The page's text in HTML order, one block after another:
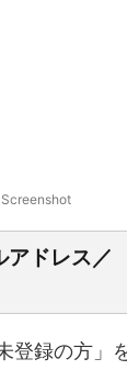
Screenshot
アドレス／
登録の方」